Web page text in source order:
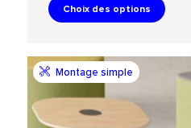
Choix des options
Montage simple